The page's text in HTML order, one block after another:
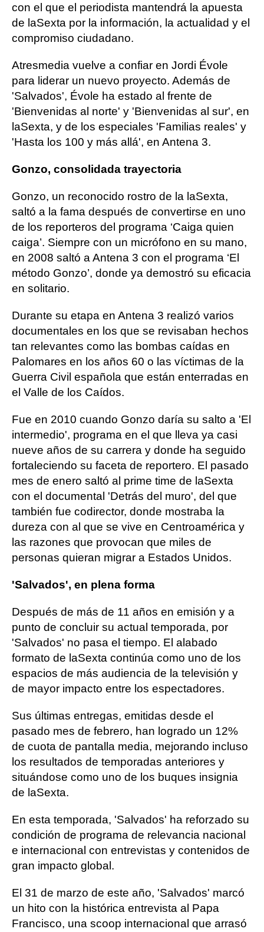
con el que el periodista mantendrá la apuesta
de laSexta por la información, la actualidad y el
compromiso ciudadano.
Atresmedia vuelve a confiar en Jordi Évole
para liderar un nuevo proyecto. Además de
'Salvados', Évole ha estado al frente de
'Bienvenidas al norte' y 'Bienvenidas al sur', en
laSexta, y de los especiales 'Familias reales' y
'Hasta los 100 y más allá', en Antena 3.
Gonzo, consolidada trayectoria
Gonzo, un reconocido rostro de la laSexta,
saltó a la fama después de convertirse en uno
de los reporteros del programa ‘Caiga quien
caiga’. Siempre con un micrófono en su mano,
en 2008 saltó a Antena 3 con el programa ‘El
método Gonzo’, donde ya demostró su eficacia
en solitario.
Durante su etapa en Antena 3 realizó varios
documentales en los que se revisaban hechos
tan relevantes como las bombas caídas en
Palomares en los años 60 o las víctimas de la
Guerra Civil española que están enterradas en
el Valle de los Caídos.
Fue en 2010 cuando Gonzo daría su salto a 'El
intermedio', programa en el que lleva ya casi
nueve años de su carrera y donde ha seguido
fortaleciendo su faceta de reportero. El pasado
mes de enero saltó al prime time de laSexta
con el documental 'Detrás del muro', del que
también fue codirector, donde mostraba la
dureza con al que se vive en Centroamérica y
las razones que provocan que miles de
personas quieran migrar a Estados Unidos.
'Salvados', en plena forma
Después de más de 11 años en emisión y a
punto de concluir su actual temporada, por
'Salvados' no pasa el tiempo. El alabado
formato de laSexta continúa como uno de los
espacios de más audiencia de la televisión y
de mayor impacto entre los espectadores.
Sus últimas entregas, emitidas desde el
pasado mes de febrero, han logrado un 12%
de cuota de pantalla media, mejorando incluso
los resultados de temporadas anteriores y
situándose como uno de los buques insignia
de laSexta.
En esta temporada, 'Salvados' ha reforzado su
condición de programa de relevancia nacional
e internacional con entrevistas y contenidos de
gran impacto global.
El 31 de marzo de este año, 'Salvados' marcó
un hito con la histórica entrevista al Papa
Francisco, una scoop internacional que arrasó